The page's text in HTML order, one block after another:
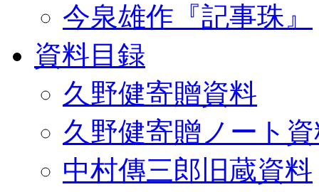
今泉雄作『記事珠』
資料目録
久野健寄贈資料
久野健寄贈ノート
中村傳三郎旧蔵資料